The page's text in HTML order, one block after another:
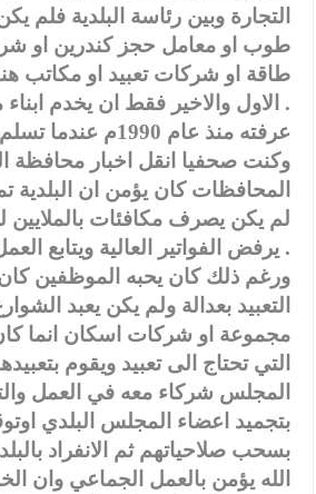
التجارة وبين رئاسة البلدية
طوب او معامل حجز كندرين او
طاقة او شركات تعبيد او مكاتب
الاول والاخير فقط ان يخدم ابناء مدينة الزرقاء .
عرفته منذ عام 1990م
وكنت صحفيا انقل اخبار محافظة
المحافظات كان يؤمن ان البلدية
لم يكن يصرف مكافئات بالملايين
يرفض الفواتير العالية ويتابع العمل بنفسه .
ورغم ذلك كان يحبه الموظفين
التعبيد بعدالة ولم يكن يعبد
مجموعة او شركات اسكان انما
التي تحتاج الى تعبيد ويقوم
المجلس شركاء معه في العمل
بتجميد اعضاء المجلس البلدي
بسحب صلاحياتهم ثم الانفراد
الله يؤمن بالعمل الجماعي وان